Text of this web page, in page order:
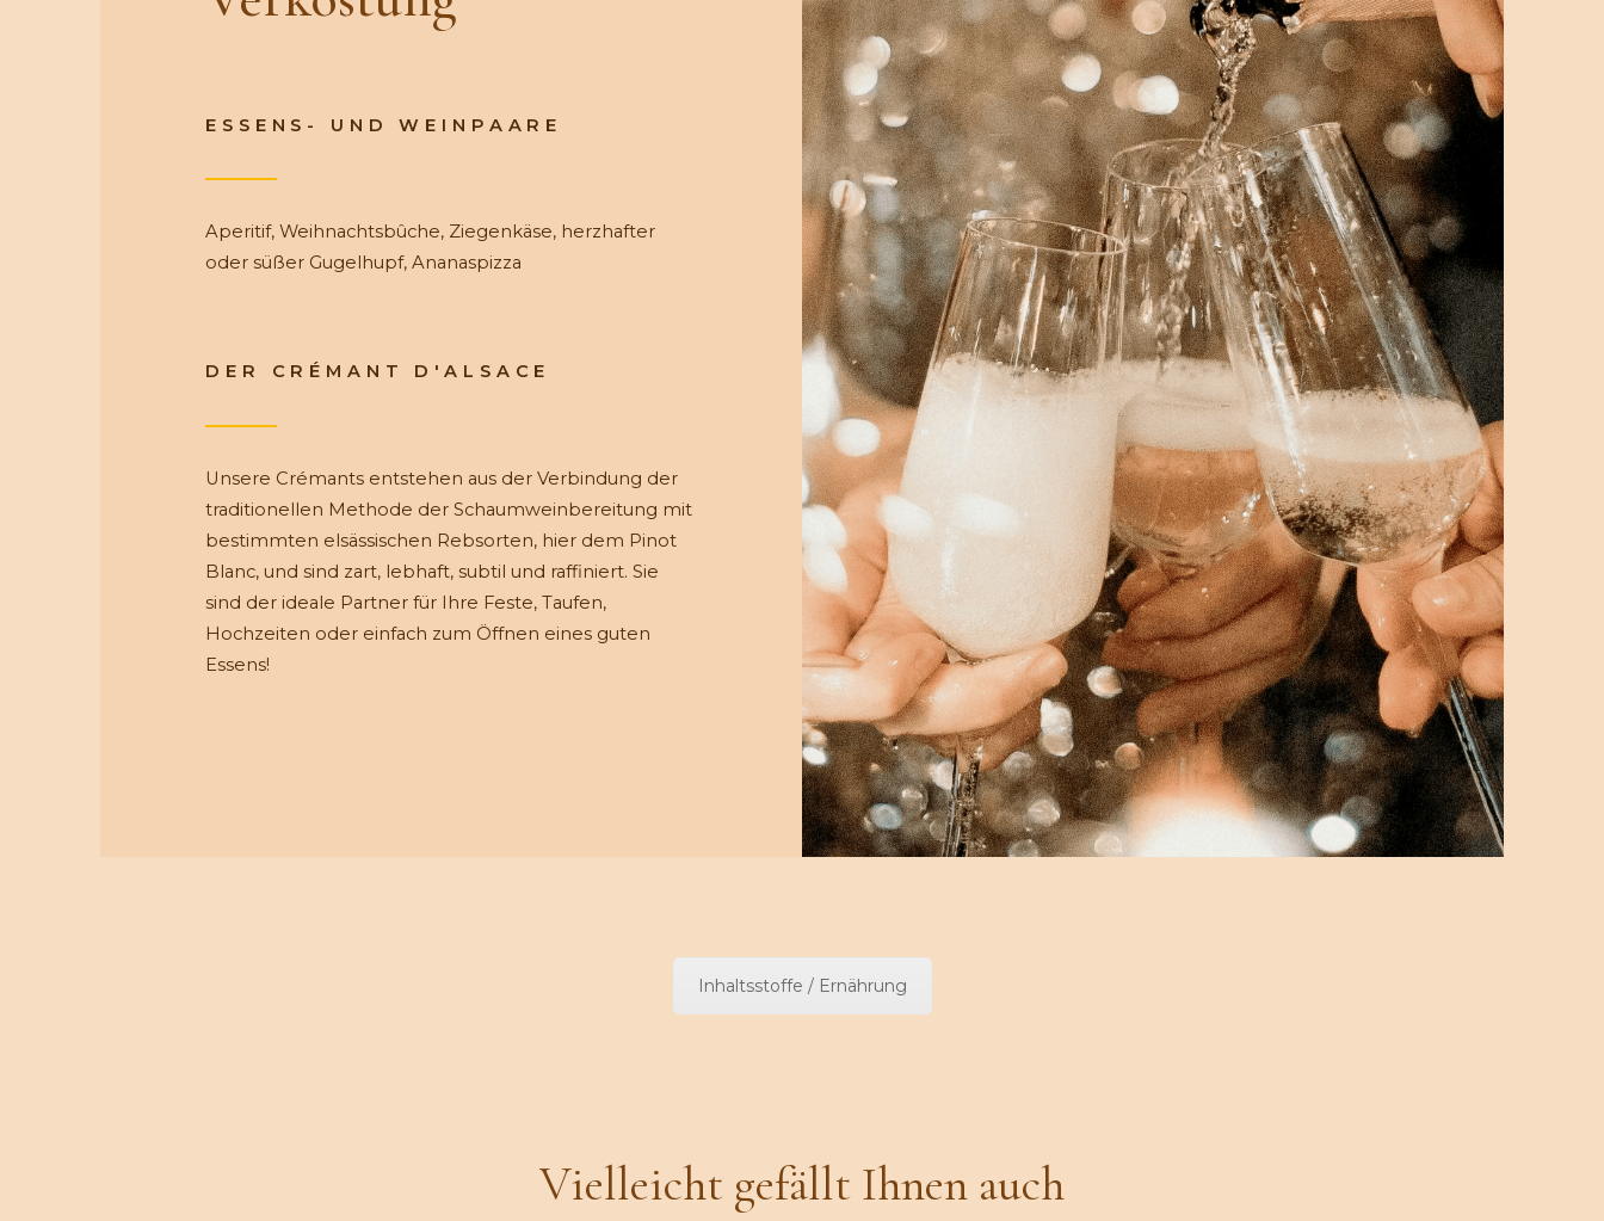
ESSENS- UND WEINPAARE
Aperitif, Weihnachtsbûche, Ziegenkäse, herzhafter
oder süßer Gugelhupf, Ananaspizza
DER CRÉMANT D'ALSACE
Unsere Crémants entstehen aus der Verbindung der
traditionellen Methode der Schaumweinbereitung mit
bestimmten elsässischen Rebsorten, hier dem Pinot
Blanc, und sind zart, lebhaft, subtil und raffiniert. Sie
sind der ideale Partner für Ihre Feste, Taufen,
Hochzeiten oder einfach zum Öffnen eines guten
Essens!
Inhaltsstoffe / Ernährung
Vielleicht gefällt Ihnen auch